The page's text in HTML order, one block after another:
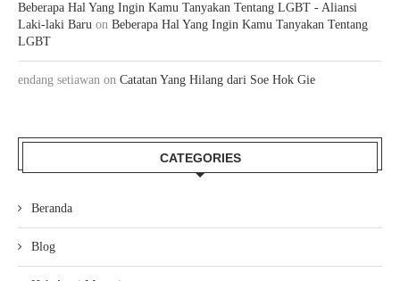
Beberapa Hal Yang Ingin Kamu Tanyakan Tentang LGBT - Aliansi
Laki-laki Baru on Beberapa Hal Yang Ingin Kamu Tanyakan Tentang
LGBT
endang setiawan on Catatan Yang Hilang dari Soe Hok Gie
CATEGORIES
Beranda
Blog